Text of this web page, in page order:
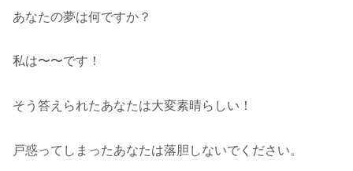
あなたの夢は何ですか？
私は〜〜です！
そう答えられたあなたは大変素晴らしい！
戸惑ってしまったあなたは落胆しないでください。